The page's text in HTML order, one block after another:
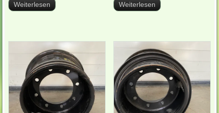
Weiterlesen Weiterlesen